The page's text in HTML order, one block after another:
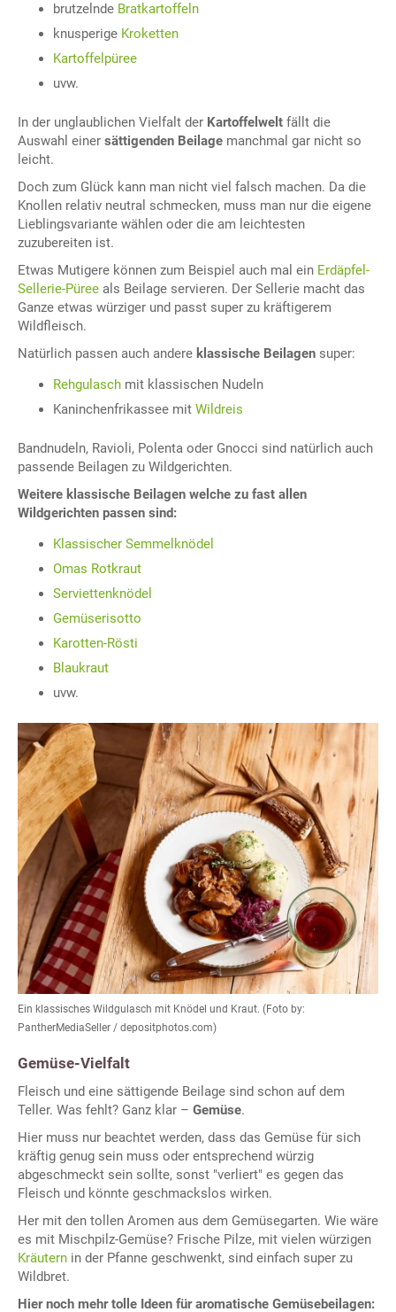
brutzelnde Bratkartoffeln
knusperige Kroketten
Kartoffelpüree
uvw.
In der unglaublichen Vielfalt der Kartoffelwelt fällt die
Auswahl einer sättigenden Beilage manchmal gar nicht so
leicht.
Doch zum Glück kann man nicht viel falsch machen. Da die
Knollen relativ neutral schmecken, muss man nur die eigene
Lieblingsvariante wählen oder die am leichtesten
zuzubereiten ist.
Etwas Mutigere können zum Beispiel auch mal ein Erdäpfel-
Sellerie-Püree als Beilage servieren. Der Sellerie macht das
Ganze etwas würziger und passt super zu kräftigerem
Wildfleisch.
Natürlich passen auch andere klassische Beilagen super:
Rehgulasch mit klassischen Nudeln
Kaninchenfrikassee mit Wildreis
Bandnudeln, Ravioli, Polenta oder Gnocci sind natürlich auch
passende Beilagen zu Wildgerichten.
Weitere klassische Beilagen welche zu fast allen
Wildgerichten passen sind:
Klassischer Semmelknödel
Omas Rotkraut
Serviettenknödel
Gemüserisotto
Karotten-Rösti
Blaukraut
uvw.
Ein klassisches Wildgulasch mit Knödel und Kraut. (Foto by:
PantherMediaSeller / depositphotos.com)
Gemüse-Vielfalt
Fleisch und eine sättigende Beilage sind schon auf dem
Teller. Was fehlt? Ganz klar – Gemüse.
Hier muss nur beachtet werden, dass das Gemüse für sich
kräftig genug sein muss oder entsprechend würzig
abgeschmeckt sein sollte, sonst "verliert" es gegen das
Fleisch und könnte geschmackslos wirken.
Her mit den tollen Aromen aus dem Gemüsegarten. Wie wäre
es mit Mischpilz-Gemüse? Frische Pilze, mit vielen würzigen
Kräutern in der Pfanne geschwenkt, sind einfach super zu
Wildbret.
Hier noch mehr tolle Ideen für aromatische Gemüsebeilagen: